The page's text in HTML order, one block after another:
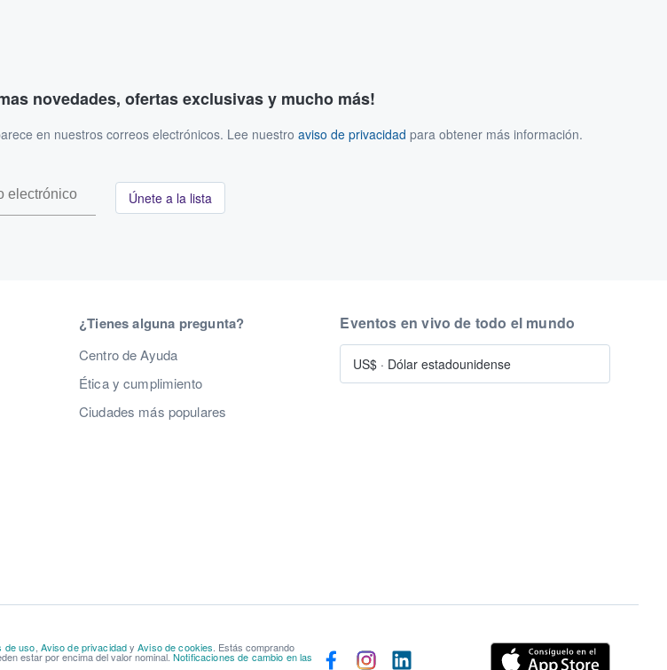
novedades, ofertas exclusivas y mucho más!
en nuestros correos electrónicos. Lee nuestro aviso de privacidad para obtener más información.
Únete a la lista
¿Tienes alguna pregunta?
Centro de Ayuda
Ética y cumplimiento
Ciudades más populares
Eventos en vivo de todo el mundo
US$ · Dólar estadounidense
de uso Aviso de privacidadyAviso de cookies . Estás comprando
estar por encima del valor nominal. Notificaciones de cambio en las